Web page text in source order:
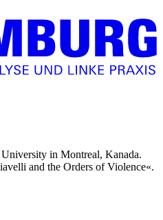
in Montreal, Kanada.
and the Orders of Violence«.